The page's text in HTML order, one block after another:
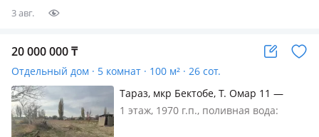
3 авг.
20 000 000₸
Отдельный дом · 5 комнат · 100 м² · 26 сот.
Тараз, мкр Бектобе, Т. Омар 11 —
Район Аэропорта
1 этаж, 1970 г.п., поливная вода: